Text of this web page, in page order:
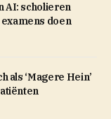
AI: scholieren
doen
als ‘Magere Hein’